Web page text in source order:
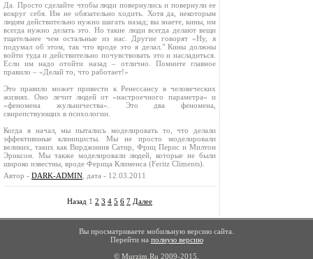
Да. Просто сделайте чтобы люди повернулись и повернули ее
вокруг себя. Им не обязательно ходить. Хотя да, некоторым
людям действительно нужно шагать назад; вы знаете, кины, им
всегда нужно делать это. Но такие люди всегда делают вещи
тщательнее чем остальные из нас. Другие говорят «Ну, я
подумал об этом, так что вроде это я делал." Кины должны
войти туда и действительно почувствовать это и насладиться.
Если им надо отойти назад – отлично. Помните главное
правило – «Делай то, что работает!»
Это правило может привести к Ренессансу в человеческих
жизнях. Оно лечит людей от «настроечного параметра» и
«феномена жульничества». Это два феномена,
свирепствующих в психологии.
Когда я начал, мы пытались моделировать то, что делали
эффективиные клиницисты. Мы не просто моделировали
великих, таких как Вирджиния Сатир, Фриц Перис и Милтон
Эриксон. Мы также моделировали людей, которые не были
широко известны, вроде Ферица Клименса (Feritz Climents).
Автор - DARK-ADMIN , дата - 12.03.2011
Назад 1 2 3 4 5 6 7 Далее
Вы просматриваете мобильную версию сайта.
Перейти на полную версию
© Murzim.Ru 2009-2015.